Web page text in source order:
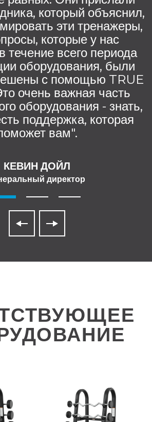
который объяснил,
эти тренажеры,
которые у нас
течение всего периода
оборудования, были
с помощью TRUE
очень важная часть
оборудования - знать,
поддержка, которая
вам".
КЕВИН ДОЙЛ
директор